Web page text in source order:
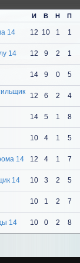
И В Н П
14 12 10 1 1
14 12 9 2 1
14 9 0 5
12 6 2 4
14 5 1 8
10 4 1 5
14 12 4 1 7
14 10 3 2 5
10 1 2 7
14 10 0 2 8